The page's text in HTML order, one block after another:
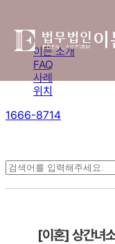
이든 소개
FAQ
사례
위치
1666-8714
[이혼] 상간녀